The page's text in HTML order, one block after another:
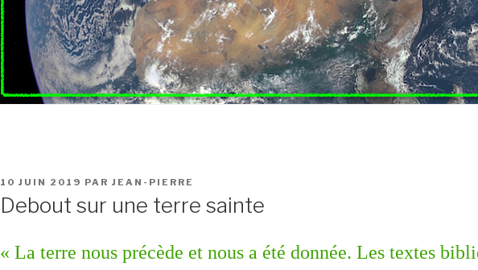
PUBLIÉ
10 JUIN 2019 PAR JEAN-PIERRE
Debout sur une terre sainte
« La terre nous précède et nous a été donnée. Les textes